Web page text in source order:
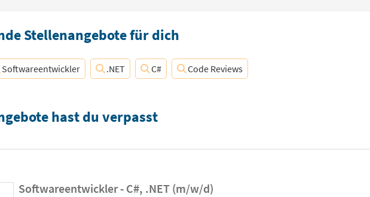
Stellenangebote für dich
Softwareentwickler .NET C# Code Reviews
hast du verpasst
Softwareentwickler - C#, .NET (m/w/d)